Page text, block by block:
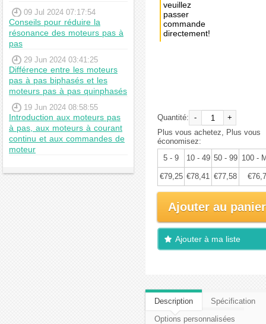
09 Jul 2024 07:17:54
Conseils pour réduire la
résonance des moteurs pas à
pas
29 Jun 2024 03:41:25
Différence entre les moteurs
pas à pas biphasés et les
moteurs pas à pas quinphasés
19 Jun 2024 08:58:55
Introduction aux moteurs pas
à pas, aux moteurs à courant
continu et aux commandes de
moteur
veuillez
passer
commande
directement!
Quantité: -
+
Plus vous achetez, Plus vous
économisez:
5 - 9
10 - 49 50 - 99 100 -
€79,25 €78,41 €77,58
Ajouter au panier
Ajouter à ma liste
Description
Spécification
Options personnalisées